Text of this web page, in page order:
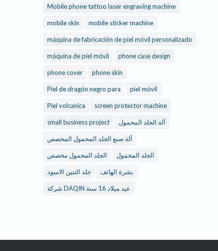
Mobile phone tattoo laser engraving machine
mobile skin mobile sticker machine
máquina de fabricación de piel móvil personalizado
máquina de piel móvil phone case design
phone cover phone skin
Piel de dragón negro para piel móvil
Piel volcanica screen protector machine
small business project آلة الجلد المحمول
آلة صنع الجلد المحمول المخصص
الجلد المحمول الجلد المحمول مخصص
بشرة الهاتف جلد التنين الاسود
شركة DAQIN عيد ميلاد 16 سنة